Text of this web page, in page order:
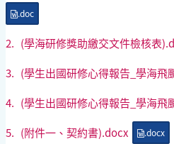
.doc
2. (學海研修獎助繳交文件檢核表
3. (學生出國研修心得報告_學海飛
4. (學生出國研修心得報告_學海飛
5. (附件一、契約書).docx .docx